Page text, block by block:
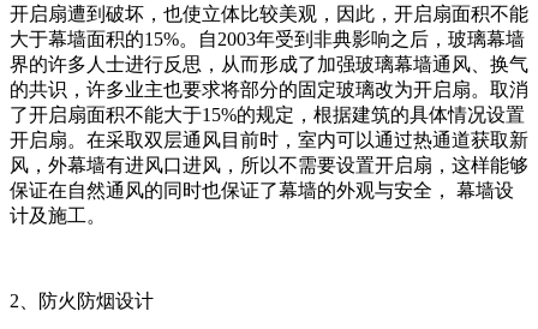
开启扇遭到破坏，也使立体比较美观，因此，开启扇面积不能
大于幕墙面积的15%。自2003年受到非典影响之后，玻璃幕墙
界的许多人士进行反思，从而形成了加强玻璃幕墙通风、换气
的共识，许多业主也要求将部分的固定玻璃改为开启扇。取消
了开启扇面积不能大于15%的规定，根据建筑的具体情况设置
开启扇。在采取双层通风目前时，室内可以通过热通道获取新
风，外幕墙有进风口进风，所以不需要设置开启扇，这样能够
保证在自然通风的同时也保证了幕墙的外观与安全， 幕墙设
计及施工。
2、防火防烟设计